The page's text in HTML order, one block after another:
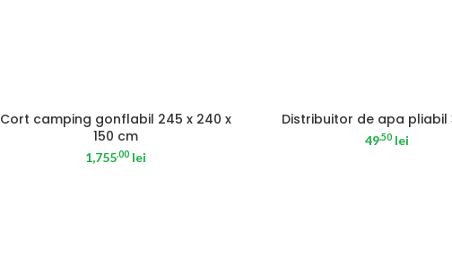
Cort camping gonflabil 245 x 240 x
150 cm
1,755.00 lei
SOLD OUT
Distribuitor de apa pliabil
49.50 lei